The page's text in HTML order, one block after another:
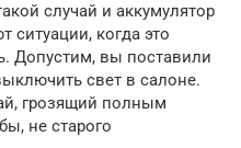
случай и аккумулятор
когда это
Допустим, вы поставили
свет в салоне.
грозящий полным
не старого